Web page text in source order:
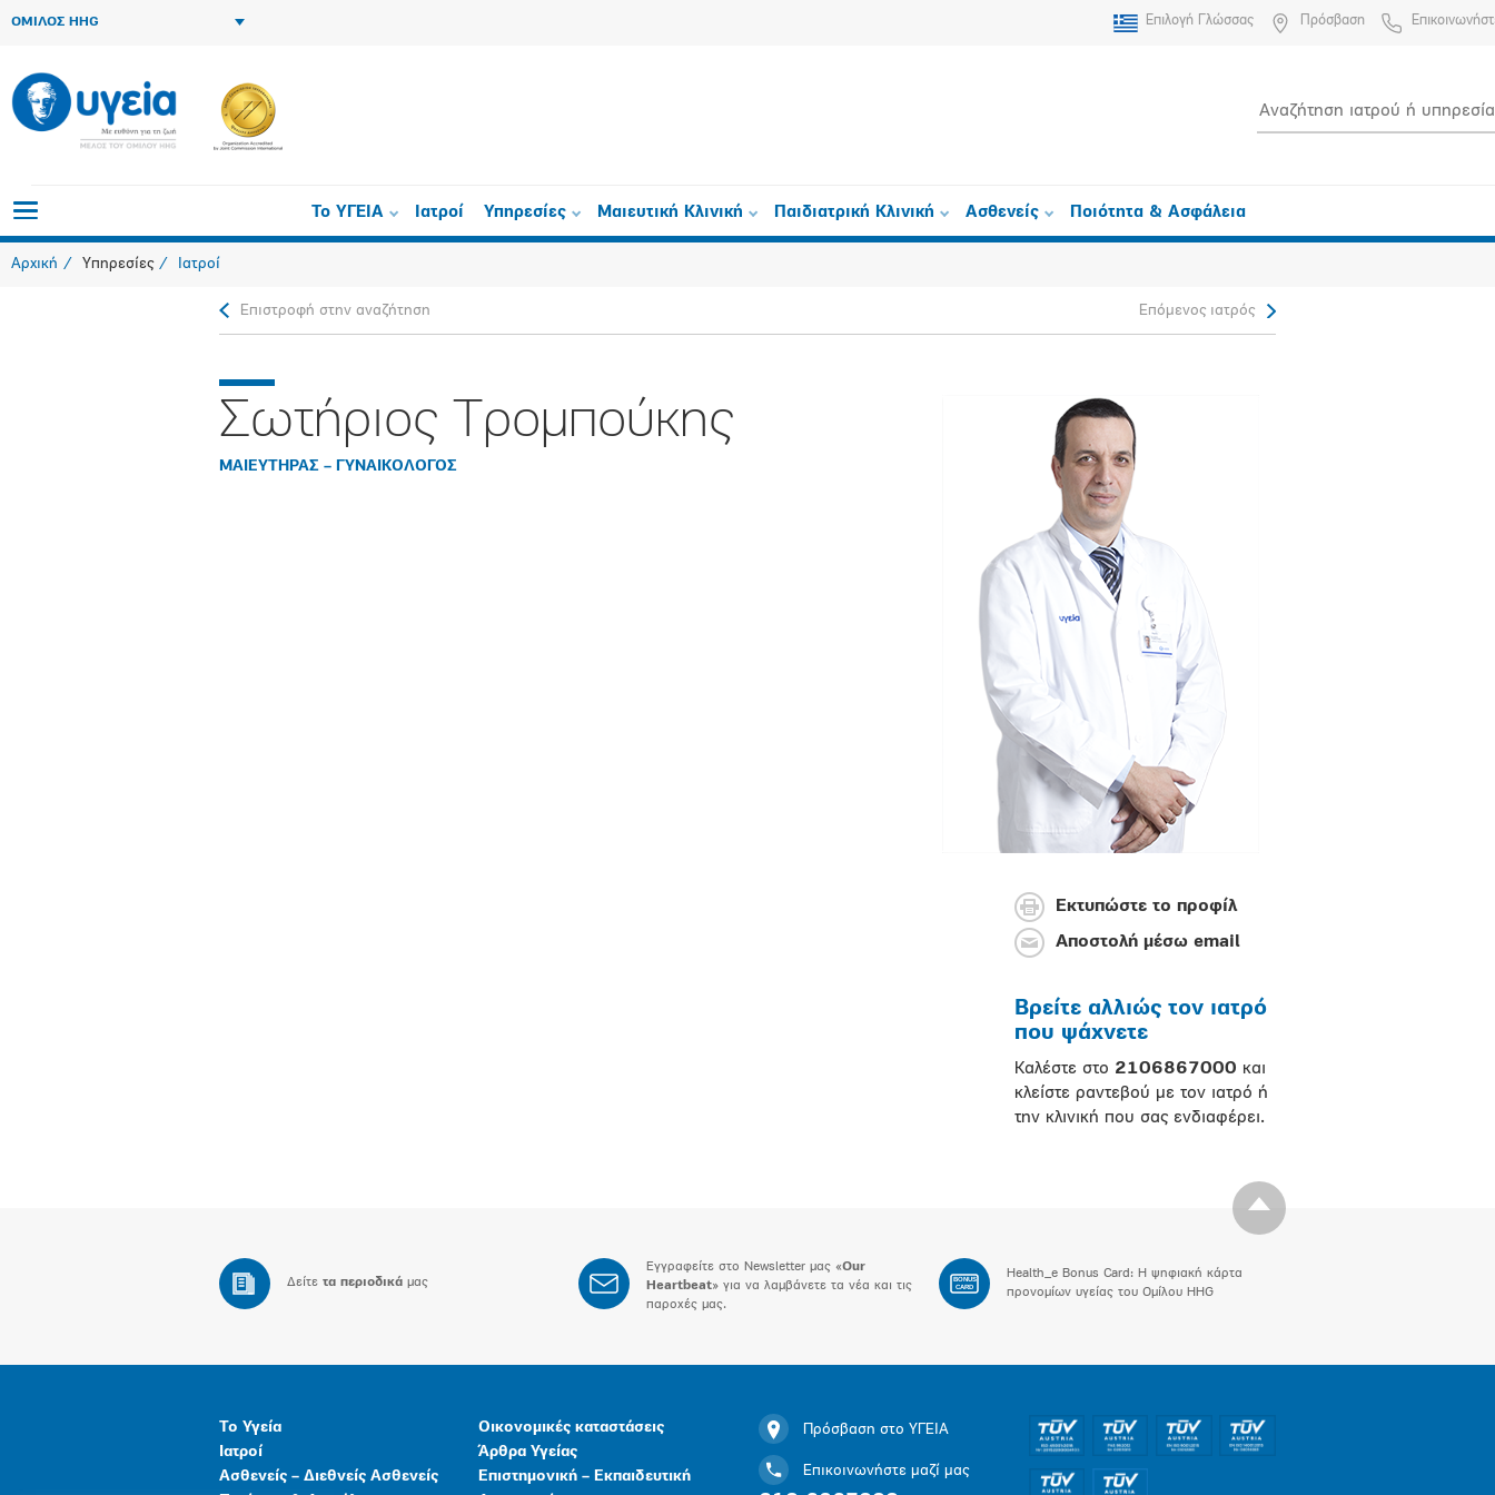
ΟΜΙΛΟΣ HHG Επιλογή Γλώσσας Πρόσβαση
Το ΥΓΕΙΑ Ιατροί Υπηρεσίες Μαιευτική Κλινική Παιδιατρική Κλινική Ασθενείς Ποιότητα & Ασφάλεια
Αρχική Υπηρεσίες Ιατροί
Επιστροφή στην αναζήτηση Επόμενος ιατρός
Σωτήριος Τρομπούκης
ΜΑΙΕΥΤΗΡΑΣ – ΓΥΝΑΙΚΟΛΟΓΟΣ
Εκτυπώστε το προφίλ
Αποστολή μέσω email
Βρείτε αλλιώς τον ιατρό
που ψάχνετε
Καλέστε στο 2106867000 και
κλείστε ραντεβού με τον ιατρό ή
την κλινική που σας ενδιαφέρει.
Δείτε τα περιοδικά μας
Εγγραφείτε στο Newsletter μας «Our
Heartbeat» για να λαμβάνετε τα νέα και τις
παροχές μας.
BONUS
CARD
Health_e Bonus Card: H ψηφιακή κάρτα
προνομίων υγείας του Ομίλου HHG
Το Υγεία
Ιατροί
Ασθενείς – Διεθνείς Ασθενείς
Οικονομικές καταστάσεις
Άρθρα Υγείας
Επιστημονική – Εκπαιδευτική
Πρόσβαση στο ΥΓΕΙΑ
Επικοινωνήστε μαζί μας